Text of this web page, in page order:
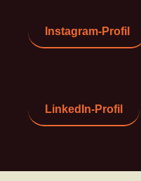
Instagram-Profil
LinkedIn-Profil